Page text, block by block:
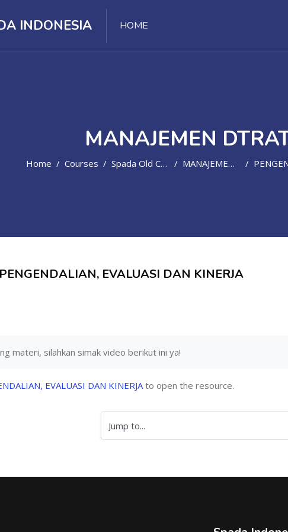
INDONESIA HOME
MANAJEMEN
Home Courses Spada Old Course MANAJEMEN DTRATEGI-1544891888 PENGENDALIAN, EVALUASI DAN
EVALUASI DAN KINERJA
materi, silahkan simak video berikut ini ya!
EVALUASI DAN KINERJAto open the resource.
Jump to...